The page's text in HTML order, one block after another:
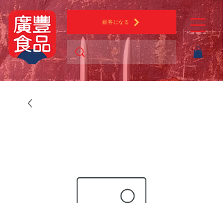
顧客になる